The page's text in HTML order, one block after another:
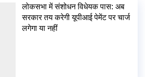
लोकसभा में संशोधन विधेयक पास: अब
सरकार तय करेगी यूपीआई पेमेंट पर चार्ज
लगेगा या नहीं